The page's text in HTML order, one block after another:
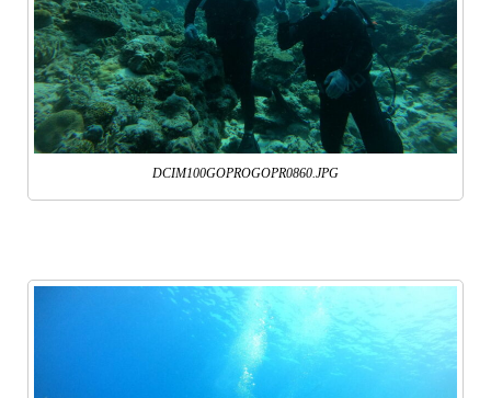
DCIM100GOPROGOPR0860.JPG